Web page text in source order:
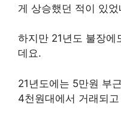
게 상승했던 적이 있었
하지만 21년도 불장에
데요.
21년도에는 5만원 부
4천원대에서 거래되